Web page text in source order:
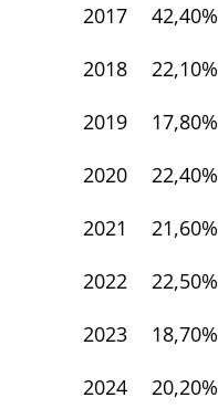
2017
42,40%
2018
22,10%
2019
17,80%
2020
22,40%
2021
21,60%
2022
22,50%
2023
18,70%
2024
20,20%